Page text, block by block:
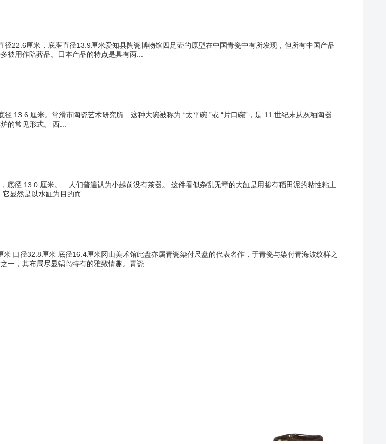
22.6厘米，底座直径13.9厘米爱知县陶瓷博物馆四足壶的原型在中国青瓷中有所发现，但所有中国产品
被用作陪葬品。日本产品的特点是具有两...
13.6 厘米。常滑市陶瓷艺术研究所 这种大碗被称为 “太平碗 ”或 “片口碗”，是 11 世纪末从灰釉陶器
的常见形式。 西...
底径 13.0 厘米。 人们普遍认为小越前没有茶器。 这件看似杂乱无章的大缸是用掺有稻田泥的粘性粘土
显然是以水缸为目的而...
口径32.8厘米 底径16.4厘米冈山美术馆此盘亦属青瓷染付尺盘的代表名作，于青瓷与染付青海波纹样之
一，其布局尽显锅岛特有的雅致情趣。青瓷...